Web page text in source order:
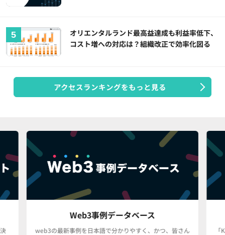
オリエンタルランド最高益達成も利益率低下、
コスト増への対応は？組織改正で効率化図る
アクセスランキングをもっと見る
Web3事例データベース
web3の最新事例を日本語で分かりやすく、かつ、皆さん